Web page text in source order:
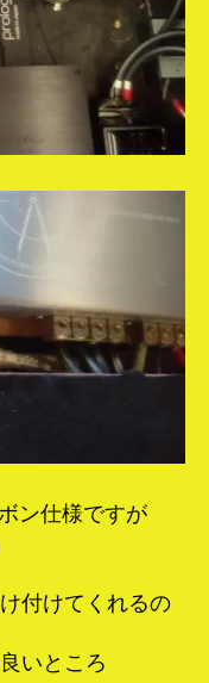
ン仕様ですが
付けてくれるの
いところ